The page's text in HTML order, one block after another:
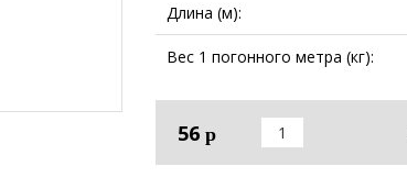
Длина (м):
Вес 1 погонного метра (кг):
56 р